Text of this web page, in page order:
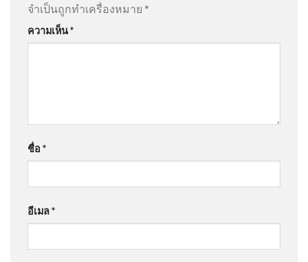
จำเป็นถูกทำเครื่องหมาย *
ความเห็น*
ชื่อ *
อีเมล*